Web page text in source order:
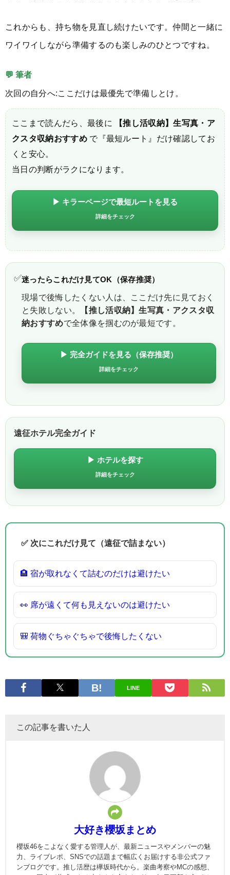
これからも、持ち物を見直し続けたいです。仲間と一緒に
ワイワイしながら準備するのも楽しみのひとつですね。
💬 筆者
次回の自分へ:ここだけは最優先で準備しとけ。
ここまで読んだら、最後に
【推し活収納】生写真・ア
クスタ収納おすすめで『最短ルート』だけ確認してお
くと安心。
当日の判断がラクになります。
▶ キラーページで最短ルートを見る
詳細をチェック
✅迷ったらこれだけ見てOK（保存推奨）
現場で後悔したくない人は、ここだけ先に見ておく
と失敗しない。
【推し活収納】生写真・アクスタ収
納おすすめで全体像を掴むのが最短です。
▶ 完全ガイドを見る（保存推奨）
詳細をチェック
遠征ホテル完全ガイド
▶ ホテルを探す
詳細をチェック
✅ 次にこれだけ見て（遠征で詰まない）
🏨 宿が取れなくて詰むのだけは避けたい
👀 席が遠くて何も見えないのは避けたい
🎒 荷物ぐちゃぐちゃで後悔したくない
LINE
この記事を書いた人
大好き櫻坂まとめ
櫻坂46をこよなく愛する管理人が、最新ニュースやメンバーの魅
力、ライブレポ、SNSでの話題まで幅広くお届けする非公式ファ
ンブログです。推し活歴は欅坂時代から。楽曲考察やMCの感想、